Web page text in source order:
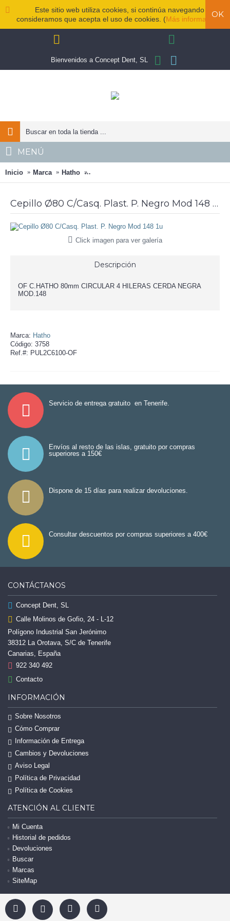
Este sitio web utiliza cookies, si continúa navegando
consideramos que acepta el uso de cookies. (Más información
OK
Bienvenidos a Concept Dent, SL
MENÚ
Inicio Marca Hatho Cepillo Ø80 C/Casq. Plast. P. Negro Mod
Cepillo Ø80 C/Casq. Plast. P. Negro Mod 148 1u
Click imagen para ver galería
Descripción
OF C.HATHO 80mm CIRCULAR 4 HILERAS CERDA NEGRA
MOD.148
Marca: Hatho
Código: 3758
Ref.#: PUL2C6100-OF
Servicio de entrega gratuito en Tenerife.
Envíos al resto de las islas, gratuito por compras
superiores a 150€
Dispone de 15 días para realizar devoluciones.
Consultar descuentos por compras superiores a 400€
CONTÁCTANOS
Concept Dent, SL
Calle Molinos de Gofio, 24 - L-12
Polígono Industrial San Jerónimo
38312 La Orotava, S/C de Tenerife
Canarias, España
922 340 492
Contacto
INFORMACIÓN
Sobre Nosotros
Cómo Comprar
Información de Entrega
Cambios y Devoluciones
Aviso Legal
Política de Privacidad
Política de Cookies
ATENCIÓN AL CLIENTE
Mi Cuenta
Historial de pedidos
Devoluciones
Buscar
Marcas
SiteMap